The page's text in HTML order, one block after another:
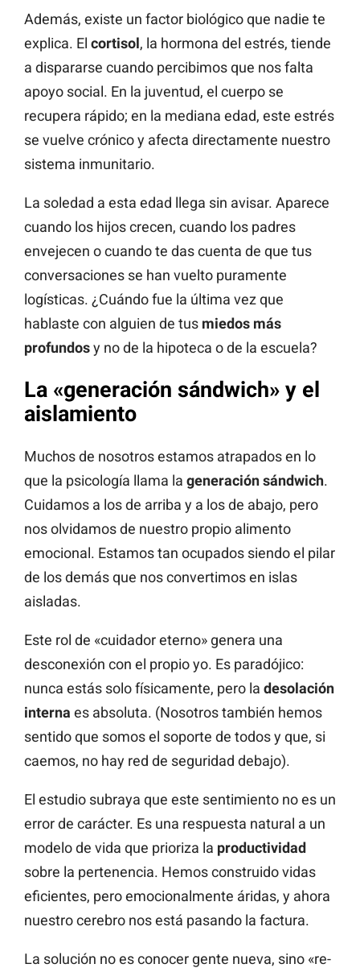
Además, existe un factor biológico que nadie te
explica. El cortisol, la hormona del estrés, tiende
a dispararse cuando percibimos que nos falta
apoyo social. En la juventud, el cuerpo se
recupera rápido; en la mediana edad, este estrés
se vuelve crónico y afecta directamente nuestro
sistema inmunitario.
La soledad a esta edad llega sin avisar. Aparece
cuando los hijos crecen, cuando los padres
envejecen o cuando te das cuenta de que tus
conversaciones se han vuelto puramente
logísticas. ¿Cuándo fue la última vez que
hablaste con alguien de tus miedos más
profundosy no de la hipoteca o de la escuela?
La «generación sándwich» y el
aislamiento
Muchos de nosotros estamos atrapados en lo
que la psicología llama la generación sándwich.
Cuidamos a los de arriba y a los de abajo, pero
nos olvidamos de nuestro propio alimento
emocional. Estamos tan ocupados siendo el pilar
de los demás que nos convertimos en islas
aisladas.
Este rol de «cuidador eterno» genera una
desconexión con el propio yo. Es paradójico:
nunca estás solo físicamente, pero la desolación
interna es absoluta. (Nosotros también hemos
sentido que somos el soporte de todos y que, si
caemos, no hay red de seguridad debajo).
El estudio subraya que este sentimiento no es un
error de carácter. Es una respuesta natural a un
modelo de vida que prioriza la productividad
sobre la pertenencia. Hemos construido vidas
eficientes, pero emocionalmente áridas, y ahora
nuestro cerebro nos está pasando la factura.
La solución no es conocer gente nueva, sino «re-